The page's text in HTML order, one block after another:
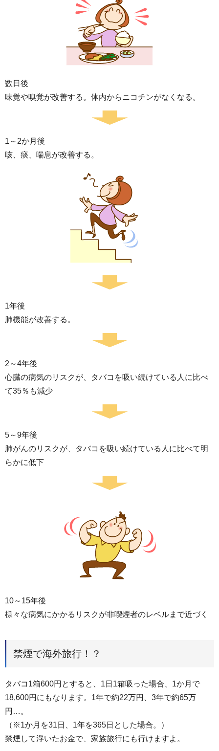
数日後
味覚や嗅覚が改善する。体内からニコチンがなくなる。
1～2か月後
咳、痰、喘息が改善する。
1年後
肺機能が改善する。
2～4年後
心臓の病気のリスクが、タバコを吸い続けている人に比べ
て35％も減少
5～9年後
肺がんのリスクが、タバコを吸い続けている人に比べて明
らかに低下
10～15年後
様々な病気にかかるリスクが非喫煙者のレベルまで近づく
禁煙で海外旅行！？
タバコ1箱600円とすると、1日1箱吸った場合、1か月で
18,600円にもなります。1年で約22万円、3年で約65万
円…。
（※1か月を31日、1年を365日とした場合。）
禁煙して浮いたお金で、家族旅行にも行けますよ。